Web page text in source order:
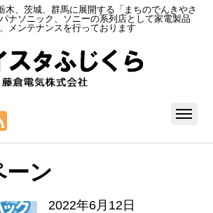
木、茨城、群馬に展開する「まちのでんきやさ
ナソニック、ソニーの系列店として家電製品
メンテナンスを行っております
ーン
2022年6月12日